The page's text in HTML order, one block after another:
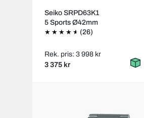
Seiko SRPD63K1
5 Sports Ø42mm
(26)
Rek. pris: 3 998 kr
3 375 kr